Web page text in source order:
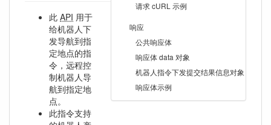
请求 cURL 示例
响应
公共响应体
响应体 data 对象
机器人指令下发提交结果信息对象
响应体示例
此 API 用于
给机器人下
发导航到指
定地点的指
令，远程控
制机器人导
航到指定地
点。
此指令支持